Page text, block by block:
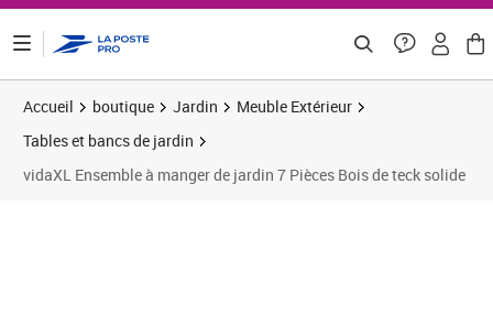
Accueil boutique Jardin
Meuble Extérieur
Tables et bancs de jardin
vidaXL Ensemble à manger de jardin 7 Pièces Bois de teck solide